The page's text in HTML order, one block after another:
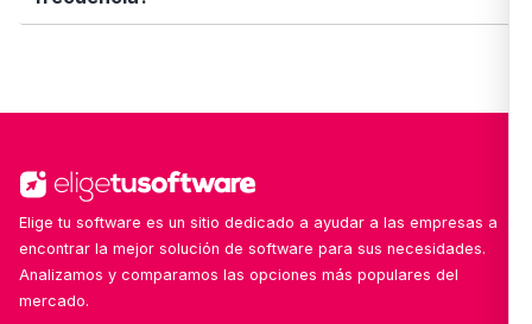
Elige tu software es un sitio dedicado a ayudar a las empresas a
encontrar la mejor solución de software para sus necesidades.
Analizamos y comparamos las opciones más populares del
mercado.